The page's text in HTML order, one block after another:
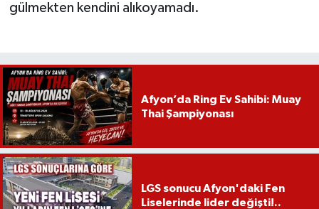
gülmekten kendini alıkoyamadı.
Afyon’da Ring Ev Sahibi: Muay
Thai Şampiyonası
LGS sonucu Afyon'daki Fen
Liselerinde lider değişti!..